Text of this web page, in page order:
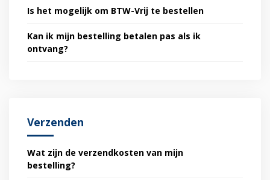
Is het mogelijk om BTW-Vrij te bestellen
Kan ik mijn bestelling betalen pas als ik
ontvang?
Verzenden
Wat zijn de verzendkosten van mijn
bestelling?